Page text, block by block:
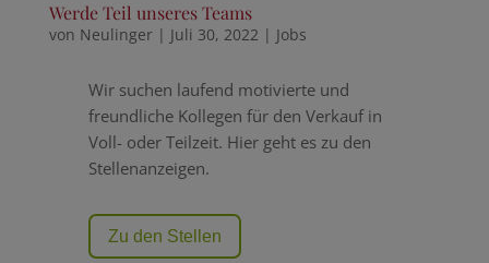
Werde Teil unseres Teams
von Neulinger| Juli 30, 2022 | Jobs
Wir suchen laufend motivierte und
freundliche Kollegen für den Verkauf in
Voll- oder Teilzeit. Hier geht es zu den
Stellenanzeigen.
Zu den Stellen